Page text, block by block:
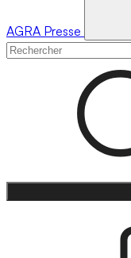
AGRA Presse